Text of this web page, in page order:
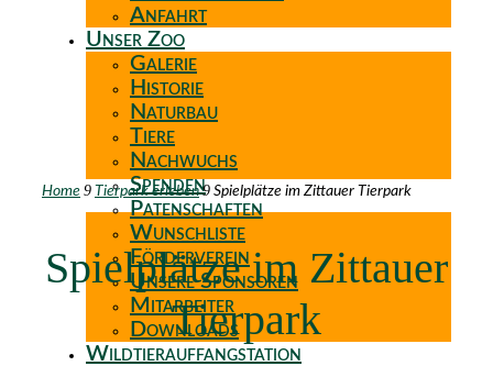
Anfahrt
Unser Zoo
Galerie
Historie
Naturbau
Tiere
Nachwuchs
Spenden
Patenschaften
Wunschliste
Förderverein
Unsere Sponsoren
Mitarbeiter
Downloads
Wildtierauffangstation
Home 9 Tierpark erleben 9 Spielplätze im Zittauer Tierpark
Spielplätze im Zittauer
Tierpark